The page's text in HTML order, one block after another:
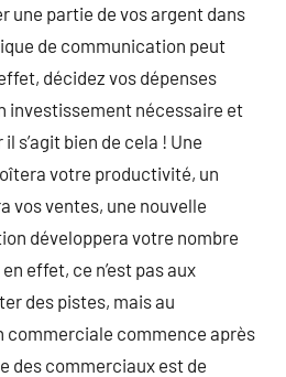
une partie de vos argent dans
de communication peut
décidez vos dépenses
investissement nécessaire et
s’agit bien de cela ! Une
votre productivité, un
vos ventes, une nouvelle
développera votre nombre
effet, ce n’est pas aux
des pistes, mais au
commerciale commence après
des commerciaux est de